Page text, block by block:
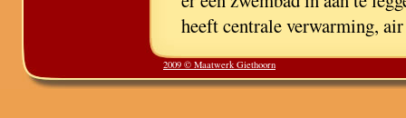
heeft centrale verwarming,
2009 © Maatwerk Giethoorn